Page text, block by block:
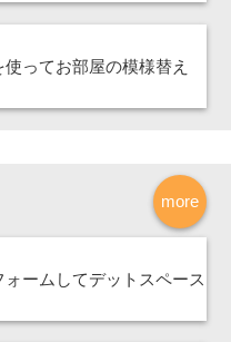
ってお部屋の模様替え
more
ームしてデットスペース